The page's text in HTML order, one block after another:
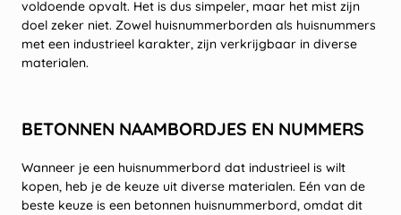
voldoende opvalt. Het is dus simpeler, maar het mist zijn
doel zeker niet. Zowel huisnummerborden als huisnummers
met een industrieel karakter, zijn verkrijgbaar in diverse
materialen.
BETONNEN NAAMBORDJES EN NUMMERS
Wanneer je een huisnummerbord dat industrieel is wilt
kopen, heb je de keuze uit diverse materialen. Eén van de
beste keuze is een betonnen huisnummerbord, omdat dit